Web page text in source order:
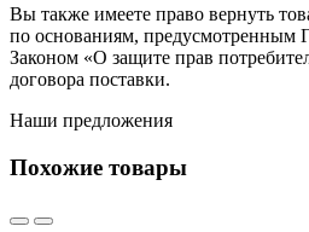
Вы также имеете право вернуть
по основаниям, предусмотренным
Законом «О защите прав
договора поставки.
Наши предложения
Похожие товары